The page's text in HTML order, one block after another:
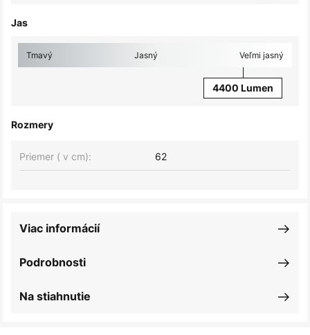
Jas
Tmavý Jasný Veľmi jasný
4400 Lumen
Rozmery
Priemer ( v cm): 62
Podrobnosti
Viac informácií
Na stiahnutie